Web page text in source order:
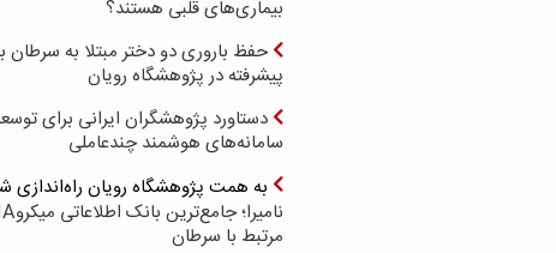
بیماری‌های قلبی هستند؟
حفظ باروری دو دختر مبتلا به سرطان
پیشرفته در پژوهشگاه رویان
دستاورد پژوهشگران ایرانی برای
سامانه‌های هوشمند چندعاملی
به همت پژوهشگاه رویان راه‌اندازی
مرتبط با سرطان